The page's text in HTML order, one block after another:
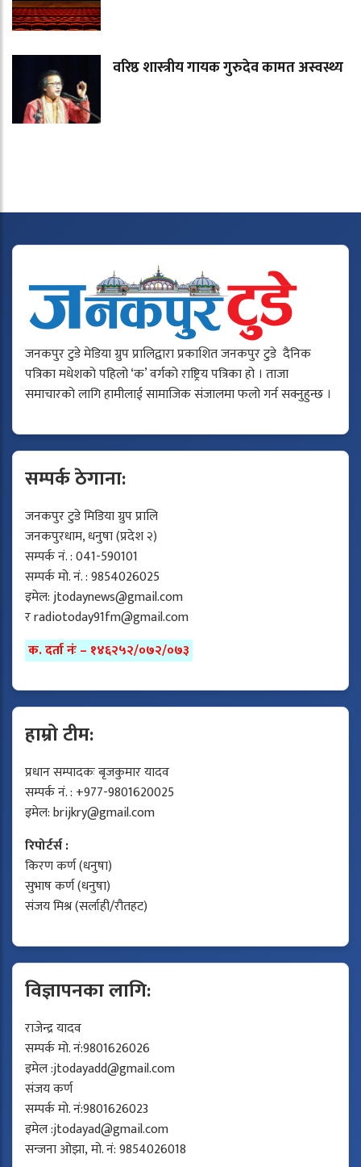
वरिष्ठ शास्त्रीय गायक गुरुदेव कामत अस्वस्थ्य
जनकपुर टुडे मेडिया ग्रुप प्रालिद्वारा प्रकाशित जनकपुर टुडे दैनिक
पत्रिका मधेशको पहिलो ‘क’ वर्गको राष्ट्रिय पत्रिका हो । ताजा
समाचारको लागि हामीलाई सामाजिक संजालमा फलो गर्न सक्नुहुन्छ ।
सम्पर्क ठेगाना:
जनकपुर टुडे मिडिया ग्रुप प्रालि
जनकपुरधाम, धनुषा (प्रदेश २)
सम्पर्क नं. : 041-590101
सम्पर्क मो. नं. : 9854026025
इमेल:jtodaynews@gmail.com
रradiotoday91fm@gmail.com
क. दर्ता नंः – १४६२५२/०७२/०७३
हाम्रो टीम:
प्रधान सम्पादकः बृजकुमार यादव
सम्पर्क नं. : +977-9801620025
इमेल:brijkry@gmail.com
रिपोर्टर्स :
किरण कर्ण (धनुषा)
सुभाष कर्ण (धनुषा)
संजय मिश्र (सर्लाही/रौतहट)
विज्ञापनका लागि:
राजेन्द्र यादव
सम्पर्क मो. नं:9801626026
इमेल :jtodayadd@gmail.com
संजय कर्ण
सम्पर्क मो. नं:9801626023
इमेल :jtodayad@gmail.com
सन्जना ओझा, मो. नं: 9854026018